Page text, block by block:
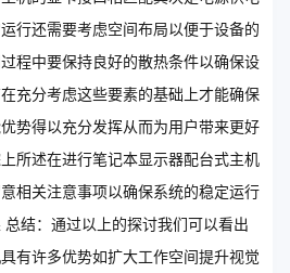
行还需要考虑空间布局以便于设备的
程中要保持良好的散热条件以确保设
充分考虑这些要素的基础上才能确保
势得以充分发挥从而为用户带来更好
所述在进行笔记本显示器配台式主机
相关注意事项以确保系统的稳定运行
结：通过以上的探讨我们可以看出
有许多优势如扩大工作空间提升视觉